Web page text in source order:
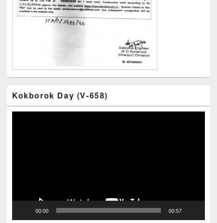
Kokborok Day (V-658)
00:00 00:57